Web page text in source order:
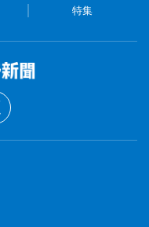
特集